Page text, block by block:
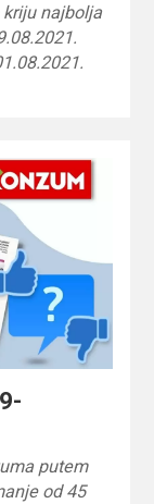
kriju najbolja
putem
od 45